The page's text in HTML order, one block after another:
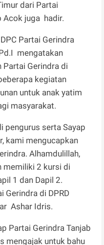
dari Partai
Acok juga hadir.
Partai Gerindra
mengatakan
Partai Gerindra di
kegiatan
untuk anak yatim
masyarakat.
pengurus serta Sayap
kami mengucapkan
Alhamdulillah,
memiliki 2 kursi di
1 dan Dapil 2.
Gerindra di DPRD
Ashar Idris.
Partai Gerindra Tanjab
mengajak untuk bahu